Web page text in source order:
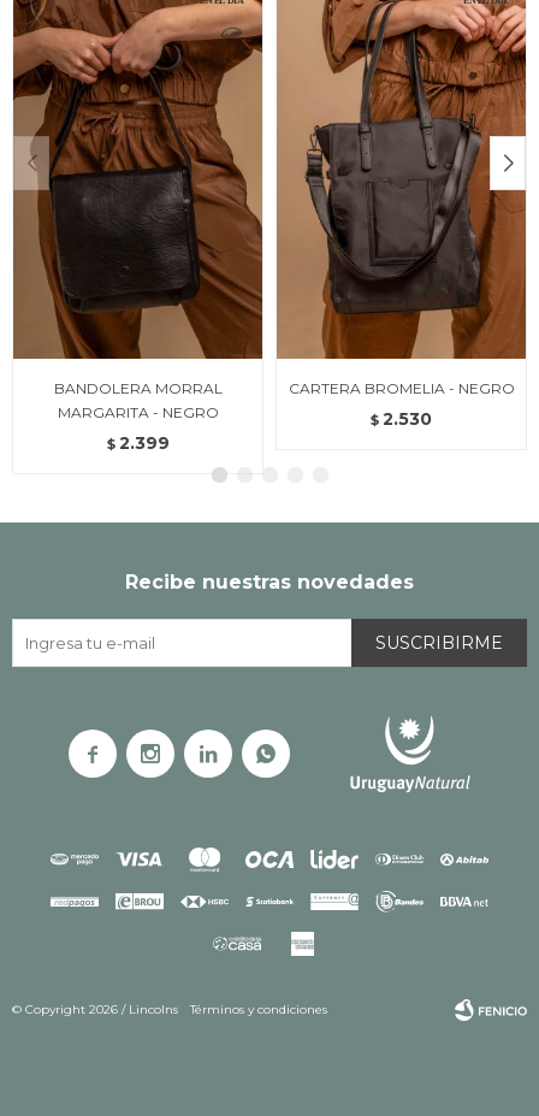
BANDOLERA MORRAL
MARGARITA - NEGRO
$ 2.399
CARTERA BROMELIA - NEGRO
$ 2.530
Recibe nuestras novedades
SUSCRIBIRME
   
© Copyright 2026 / Lincolns Términos y condiciones